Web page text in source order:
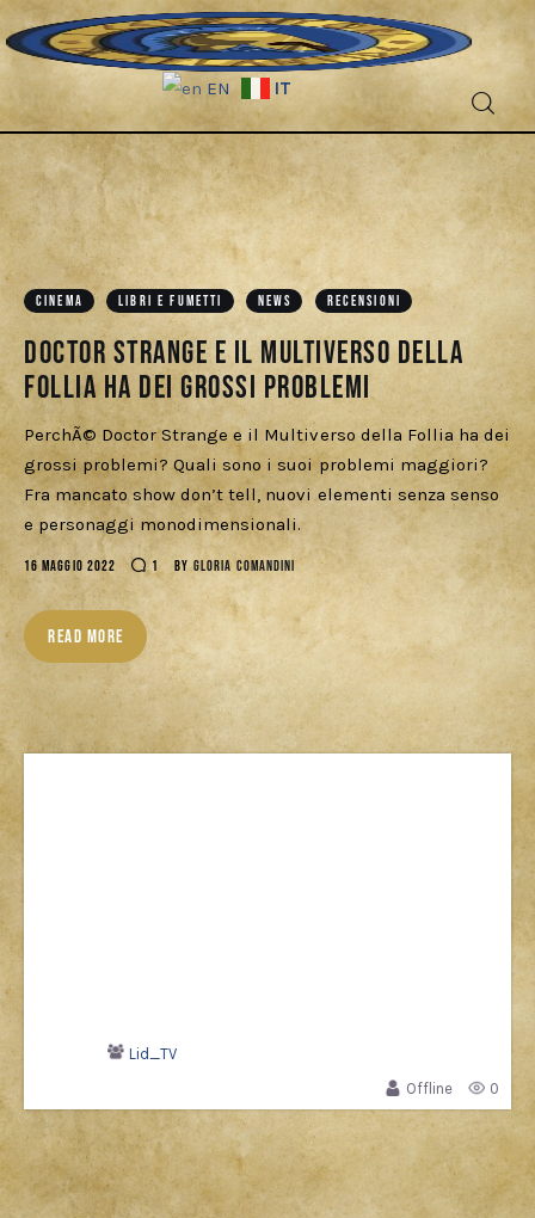
EN IT
Fantascienza
Fantasy
Games
Recensioni
Libri e fumetti
Cercatori
Download
CINEMA LIBRI E FUMETTI NEWS RECENSIONI
Doctor Strange e il Multiverso della
Follia ha dei grossi problemi
PerchÃ© Doctor Strange e il Multiverso della Follia ha dei
grossi problemi? Quali sono i suoi problemi maggiori?
Fra mancato show don’t tell, nuovi elementi senza senso
e personaggi monodimensionali.
16 MAGGIO 2022 1 BY GLORIA COMANDINI
READ MORE
Lid_TV
Offline
0